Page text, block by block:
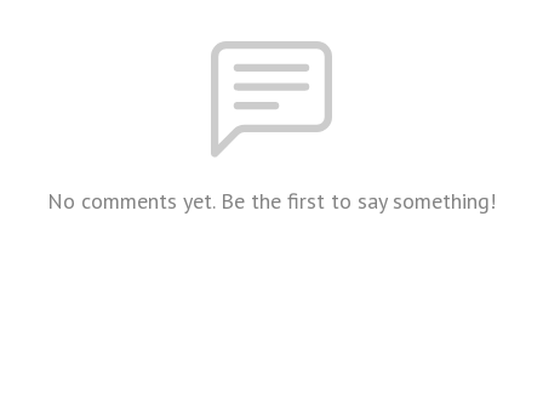
No comments yet. Be the first to say something!